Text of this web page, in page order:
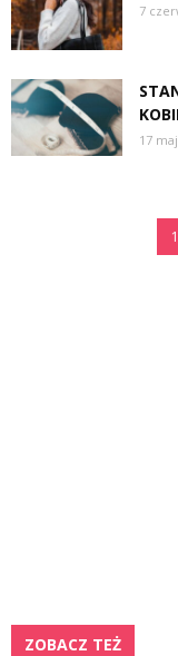
7
17
1
ZOBACZ TEŻ